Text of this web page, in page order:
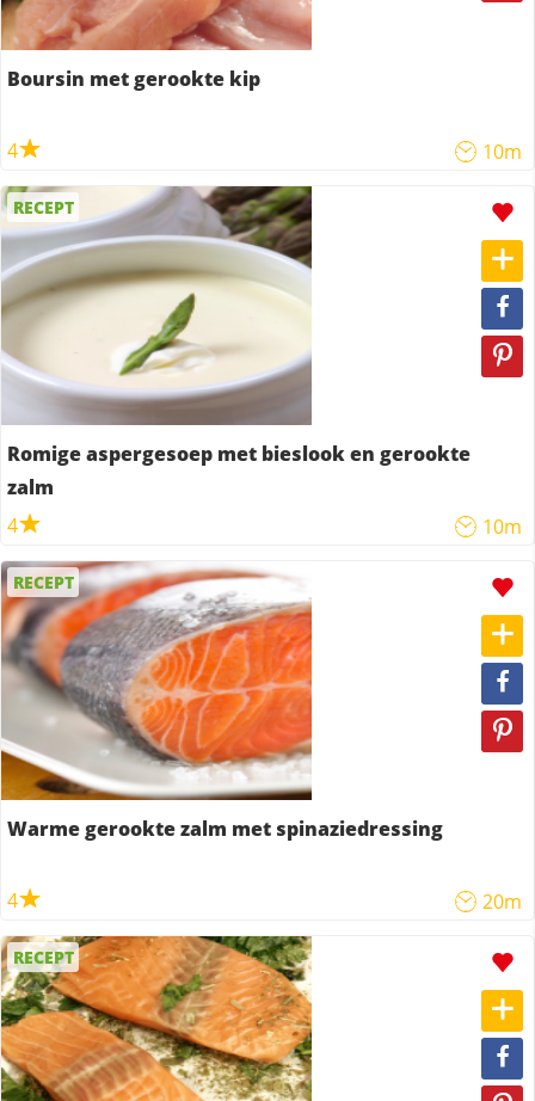
Boursin met gerookte kip
4 10m
RECEPT
Romige aspergesoep met bieslook en gerookte
zalm
4
10m
RECEPT
Warme gerookte zalm met spinaziedressing
4 20m
RECEPT